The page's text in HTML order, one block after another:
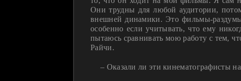
Они трудны для любой аудитории,
внешней динамики. Это фильмы-
особенно если учитывать, что ему
пытаюсь сравнивать мою работу с тем,
Райчи.
– Оказали ли эти кинематографисты